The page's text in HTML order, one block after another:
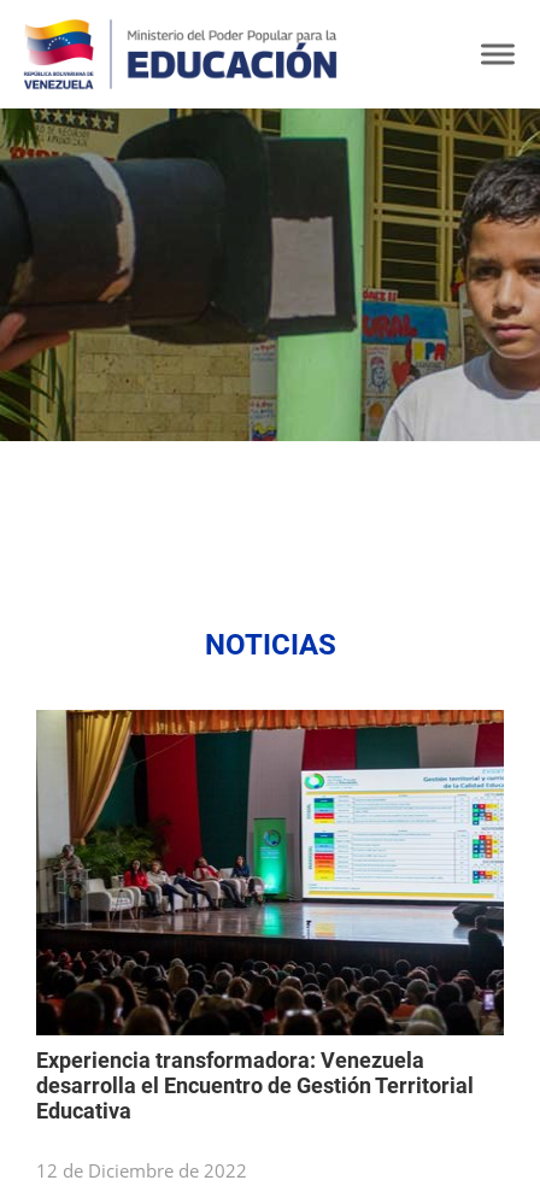
NOTICIAS
Experiencia transformadora: Venezuela
desarrolla el Encuentro de Gestión Territorial
Educativa
12 de Diciembre de 2022